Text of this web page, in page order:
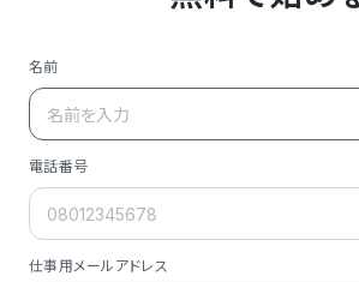
名前
電話番号
仕事用メールアドレス